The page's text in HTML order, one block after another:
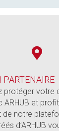
PARTENAIRE
protéger votre
ARHUB et
de notre
d’ARHUB